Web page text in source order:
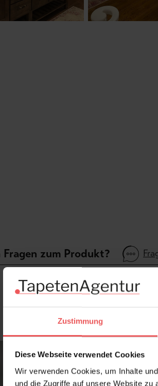
Zustimmung
Diese Webseite verwendet Cookies
Wir verwenden Cookies, um Inhalte
und die Zugriffe auf unsere Website
Fragen zum Produkt?